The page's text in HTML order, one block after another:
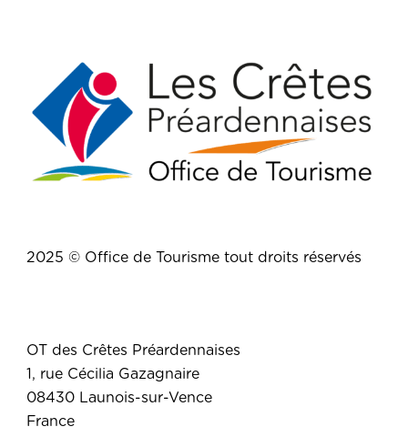
2025 © Office de Tourisme tout droits réservés
OT des Crêtes Préardennaises
1, rue Cécilia Gazagnaire
08430 Launois-sur-Vence
France